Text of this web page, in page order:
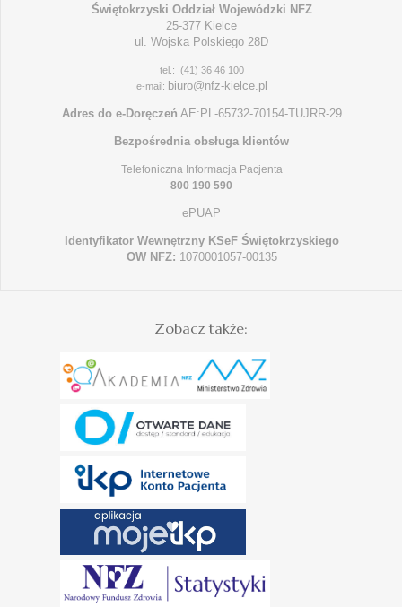
Świętokrzyski Oddział Wojewódzki NFZ
25-377 Kielce
ul. Wojska Polskiego 28D
tel.: (41) 36 46 100
e-mail: biuro@nfz-kielce.pl
Adres do e-Doręczeń AE:PL-65732-70154-TUJRR-29
Bezpośrednia obsługa klientów
Telefoniczna Informacja Pacjenta
800 190 590
ePUAP
Identyfikator Wewnętrzny KSeF Świętokrzyskiego
OW NFZ: 1070001057-00135
Zobacz także: